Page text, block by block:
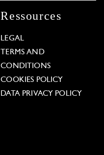
Ressources
LEGAL
TERMS AND
CONDITIONS
COOKIES POLICY
DATA PRIVACY POLICY